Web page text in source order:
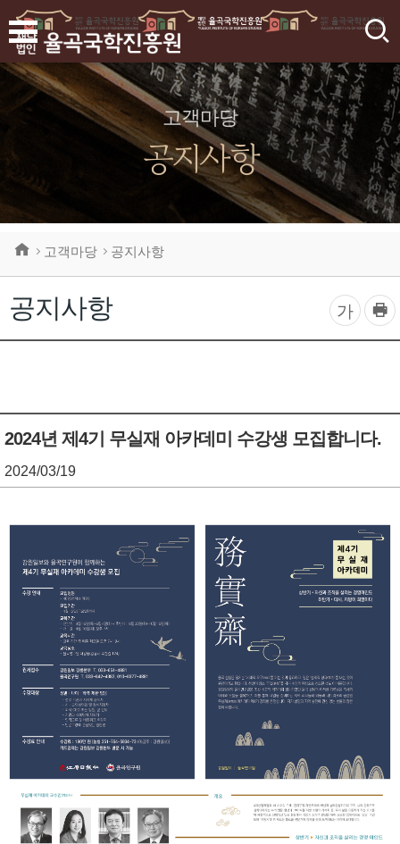
검
고객마당
공지사항
공지사항
고객마당 공지사항
글
자
조
기
가
프
린
트
2024년 제4기 무실재 아카데미 수강생 모집합니다.
2024/03/19